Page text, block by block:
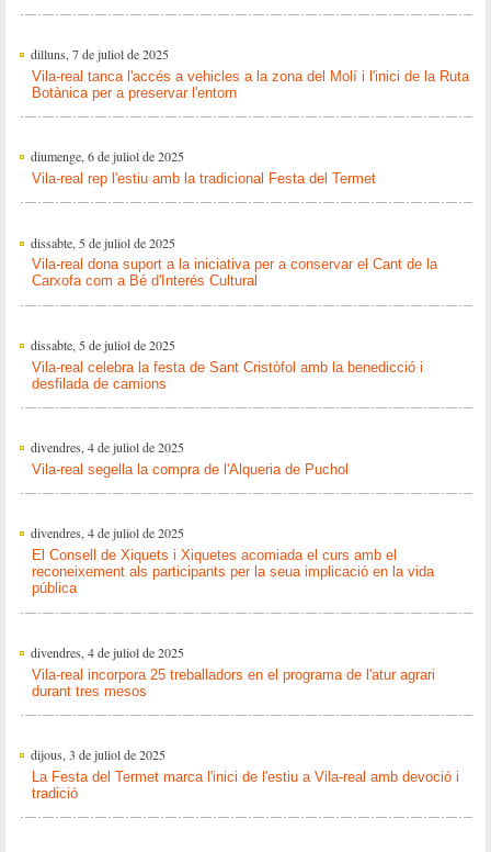
dilluns, 7 de juliol de 2025
Vila-real tanca l'accés a vehicles a la zona del Molí i l'inici de la Ruta
Botànica per a preservar l'entorn
diumenge, 6 de juliol de 2025
Vila-real rep l'estiu amb la tradicional Festa del Termet
dissabte, 5 de juliol de 2025
Vila-real dona suport a la iniciativa per a conservar el Cant de la
Carxofa com a Bé d'Interés Cultural
dissabte, 5 de juliol de 2025
Vila-real celebra la festa de Sant Cristòfol amb la benedicció i
desfilada de camions
divendres, 4 de juliol de 2025
Vila-real segella la compra de l'Alqueria de Puchol
divendres, 4 de juliol de 2025
El Consell de Xiquets i Xiquetes acomiada el curs amb el
reconeixement als participants per la seua implicació en la vida
pública
divendres, 4 de juliol de 2025
Vila-real incorpora 25 treballadors en el programa de l'atur agrari
durant tres mesos
dijous, 3 de juliol de 2025
La Festa del Termet marca l'inici de l'estiu a Vila-real amb devoció i
tradició